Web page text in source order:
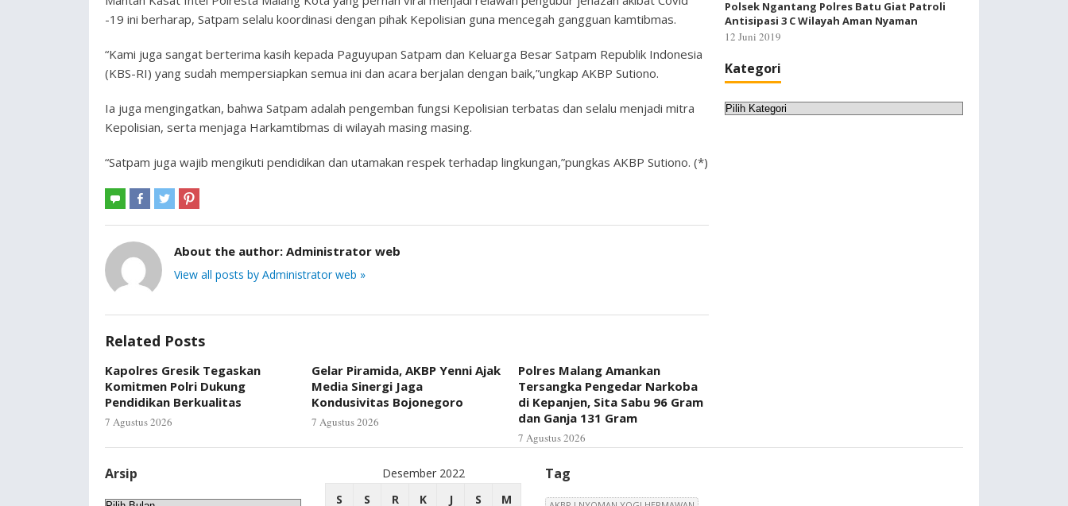
-19 ini berharap, Satpam selalu koordinasi dengan pihak Kepolisian guna mencegah gangguan kamtibmas.
“Kami juga sangat berterima kasih kepada Paguyupan Satpam dan Keluarga Besar Satpam Republik Indonesia
(KBS-RI) yang sudah mempersiapkan semua ini dan acara berjalan dengan baik,”ungkap AKBP Sutiono.
Ia juga mengingatkan, bahwa Satpam adalah pengemban fungsi Kepolisian terbatas dan selalu menjadi mitra
Kepolisian, serta menjaga Harkamtibmas di wilayah masing masing.
“Satpam juga wajib mengikuti pendidikan dan utamakan respek terhadap lingkungan,”pungkas AKBP Sutiono. (*)
About the author: Administrator web
View all posts by Administrator web »
Related Posts
Kapolres Gresik Tegaskan
Komitmen Polri Dukung
Pendidikan Berkualitas
7 Agustus 2026
Gelar Piramida, AKBP Yenni Ajak
Media Sinergi Jaga
Kondusivitas Bojonegoro
7 Agustus 2026
Polres Malang Amankan
Tersangka Pengedar Narkoba
di Kepanjen, Sita Sabu 96 Gram
dan Ganja 131 Gram
7 Agustus 2026
Polsek Ngantang Polres Batu Giat Patroli
Antisipasi 3 C Wilayah Aman Nyaman
12 Juni 2019
Kategori
Kategori
Arsip
Desember 2022
S
S R K J S M
Tag